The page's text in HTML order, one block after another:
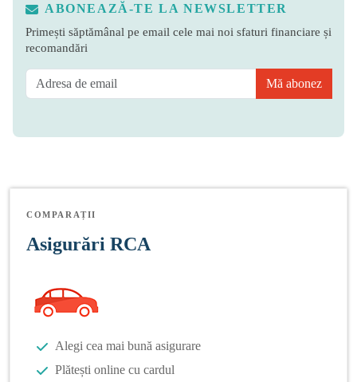
ABONEAZĂ-TE LA NEWSLETTER
Primești săptămânal pe email cele mai noi sfaturi financiare și
recomandări
Mă abonez
COMPARAȚII
Asigurări RCA
Alegi cea mai bună asigurare
Plătești online cu cardul